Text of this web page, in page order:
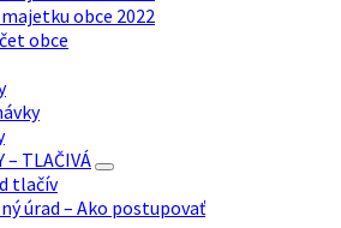
obce 2022
obce
– TLAČIVÁ
tlačív
úrad – Ako postupovať